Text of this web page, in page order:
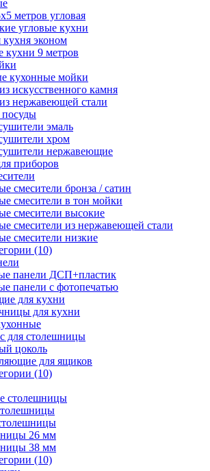
метров угловая
угловые кухни
кухня эконом
кухни 9 метров
кухонные мойки
искусственного камня
нержавеющей стали
эмаль
хром
нержавеющие
приборов
смесители бронза / сатин
смесители в тон мойки
смесители высокие
смесители из нержавеющей стали
смесители низкие
(10)
панели ДСП+пластик
панели с фотопечатью
для кухни
для кухни
для столешницы
цоколь
для ящиков
(10)
столешницы
26 мм
38 мм
(10)